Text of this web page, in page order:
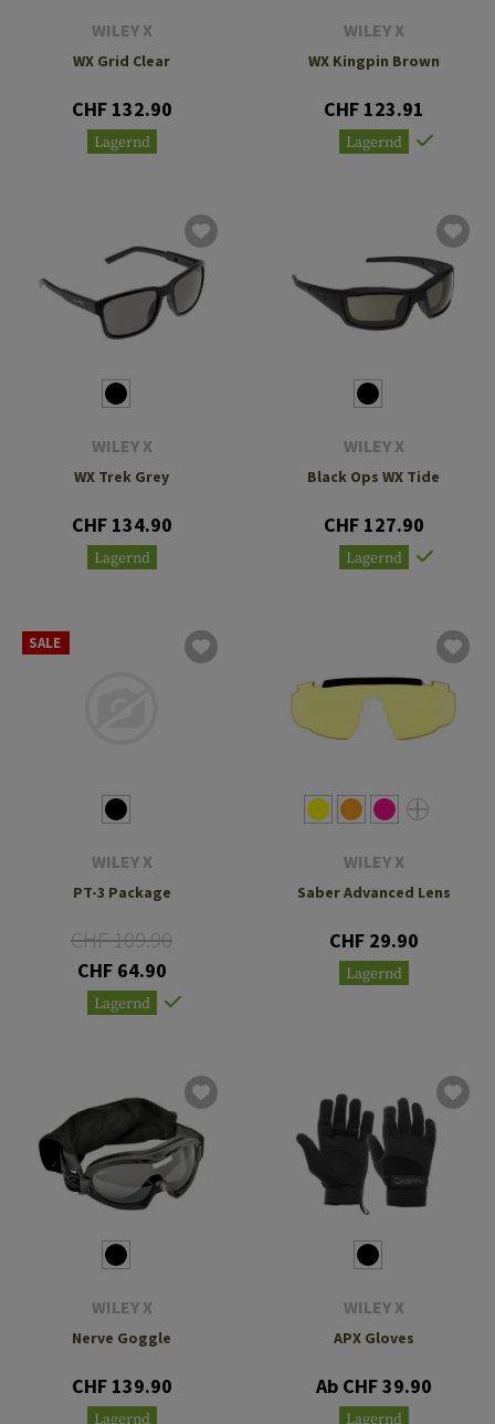
WILEY X
WX Grid Clear
CHF 132.90
Lagernd
WILEY X
WX Kingpin Brown
CHF 123.91
Lagernd
WILEY X
WX Trek Grey
CHF 134.90
Lagernd
WILEY X
Black Ops WX Tide
CHF 127.90
Lagernd
SALE
WILEY X
PT-3 Package
CHF 109.90
CHF 64.90
Lagernd
WILEY X
Saber Advanced Lens
CHF 29.90
Lagernd
WILEY X
Nerve Goggle
CHF 139.90
Lagernd
WILEY X
APX Gloves
Ab CHF 39.90
Lagernd